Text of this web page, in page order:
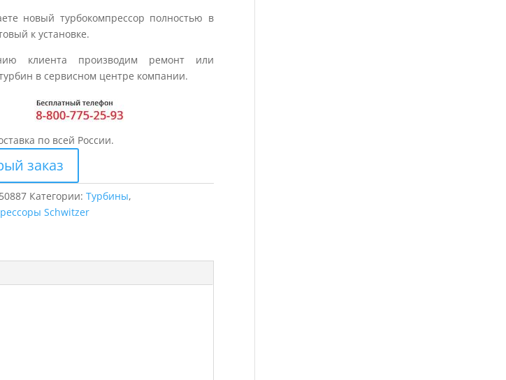
новый турбокомпрессор полностью в
к установке.
клиента производим ремонт или
в сервисном центре компании.
по всей России.
заказ
Категории:Турбины,
Schwitzer